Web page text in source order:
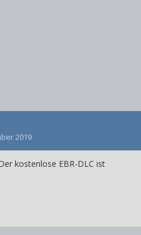
2019
kostenlose EBR-DLC ist